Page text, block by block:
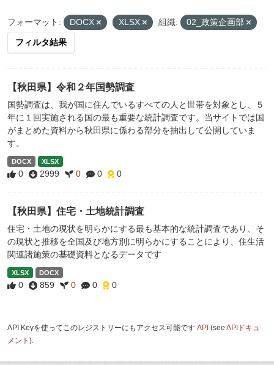
フォーマット: DOCX XLSX 組織: 02_政策企画部
フィルタ結果
【秋田県】令和２年国勢調査
国勢調査は、我が国に住んでいるすべての人と世帯を対象とし、５
年に１回実施される国の最も重要な統計調査です。当サイトでは国
がまとめた資料から秋田県に係わる部分を抽出して公開していま
す。
DOCX XLSX
0 2999 0 0 0
【秋田県】住宅・土地統計調査
住宅・土地の現状を明らかにする最も基本的な統計調査であり、そ
の現状と推移を全国及び地方別に明らかにすることにより、住生活
関連諸施策の基礎資料となるデータです
XLSX DOCX
0 859 0 0 0
API Keyを使ってこのレジストリーにもアクセス可能です API (see APIドキュ
メント ).